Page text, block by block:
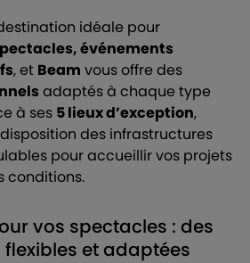
idéale pour
événements
, et Beam vous offre des
adaptés à chaque type
à ses 5 lieux d’exception,
des infrastructures
pour accueillir vos projets
conditions.
vos spectacles : des
et adaptées